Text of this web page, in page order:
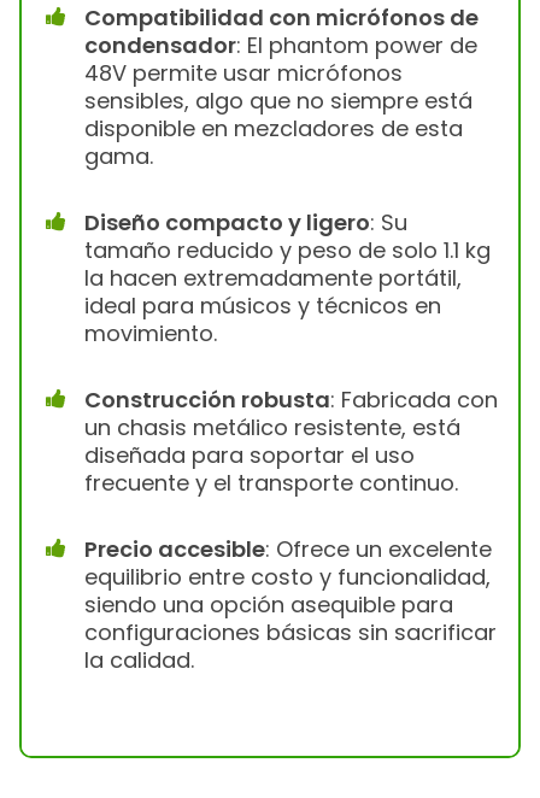
Compatibilidad con micrófonos de
condensador: El phantom power de
48V permite usar micrófonos
sensibles, algo que no siempre está
disponible en mezcladores de esta
gama.
Diseño compacto y ligero: Su
tamaño reducido y peso de solo 1.1 kg
la hacen extremadamente portátil,
ideal para músicos y técnicos en
movimiento.
Construcción robusta: Fabricada con
un chasis metálico resistente, está
diseñada para soportar el uso
frecuente y el transporte continuo.
Precio accesible: Ofrece un excelente
equilibrio entre costo y funcionalidad,
siendo una opción asequible para
configuraciones básicas sin sacrificar
la calidad.